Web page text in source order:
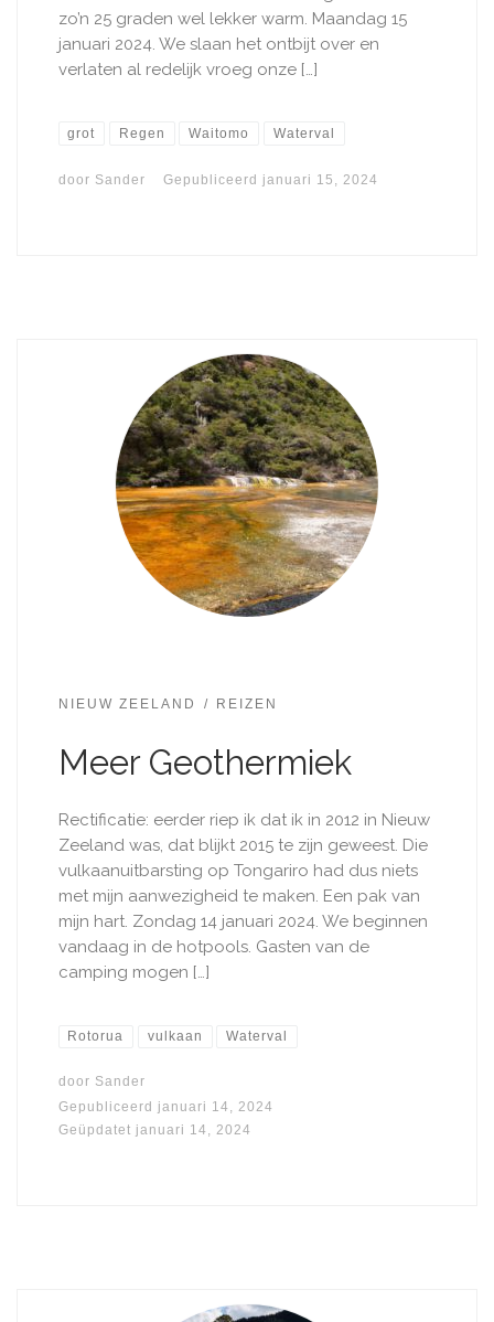
zo’n 25 graden wel lekker warm. Maandag 15
januari 2024. We slaan het ontbijt over en
verlaten al redelijk vroeg onze […]
grot Regen Waitomo Waterval
door Sander Gepubliceerd januari 15, 2024
NIEUW ZEELAND REIZEN
Meer Geothermiek
Rectificatie: eerder riep ik dat ik in 2012 in Nieuw
Zeeland was, dat blijkt 2015 te zijn geweest. Die
vulkaanuitbarsting op Tongariro had dus niets
met mijn aanwezigheid te maken. Een pak van
mijn hart. Zondag 14 januari 2024. We beginnen
vandaag in de hotpools. Gasten van de
camping mogen […]
Rotorua vulkaan Waterval
door Sander
Gepubliceerd januari 14, 2024
Geüpdatet januari 14, 2024